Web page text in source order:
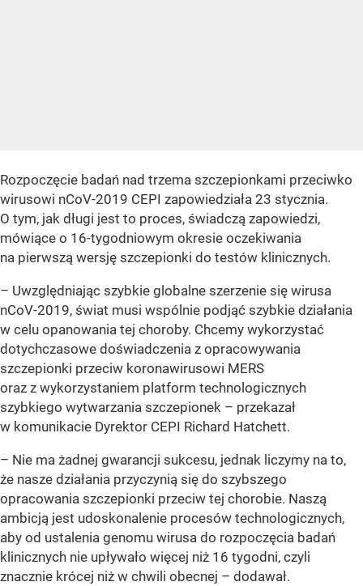
Rozpoczęcie badań nad trzema szczepionkami przeciwko
wirusowi nCoV-2019 CEPI zapowiedziała 23 stycznia.
O tym, jak długi jest to proces, świadczą zapowiedzi,
mówiące o 16-tygodniowym okresie oczekiwania
na pierwszą wersję szczepionki do testów klinicznych.
– Uwzględniając szybkie globalne szerzenie się wirusa
nCoV-2019, świat musi wspólnie podjąć szybkie działania
w celu opanowania tej choroby. Chcemy wykorzystać
dotychczasowe doświadczenia z opracowywania
szczepionki przeciw koronawirusowi MERS
oraz z wykorzystaniem platform technologicznych
szybkiego wytwarzania szczepionek – przekazał
w komunikacie Dyrektor CEPI Richard Hatchett.
– Nie ma żadnej gwarancji sukcesu, jednak liczymy na to,
że nasze działania przyczynią się do szybszego
opracowania szczepionki przeciw tej chorobie. Naszą
ambicją jest udoskonalenie procesów technologicznych,
aby od ustalenia genomu wirusa do rozpoczęcia badań
klinicznych nie upływało więcej niż 16 tygodni, czyli
znacznie krócej niż w chwili obecnej – dodawał.